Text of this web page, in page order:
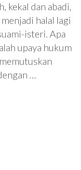
kekal dan abadi,
halal lagi
isteri. Apa
upaya hukum
…